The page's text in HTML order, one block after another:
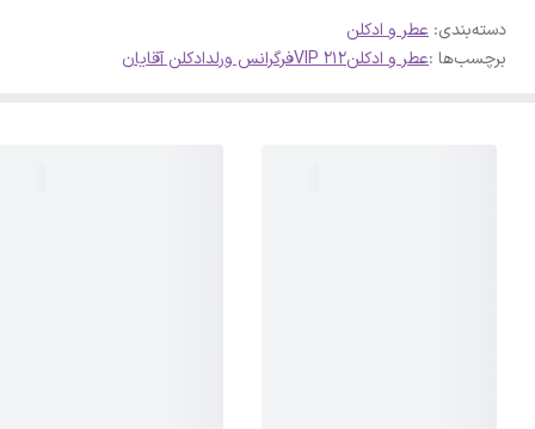
دسته‌بندی: عطر و ادکلن
برچسب‌ها :عطر و ادکلن212 VIP فرگرانس ورلدادکلن آقایان